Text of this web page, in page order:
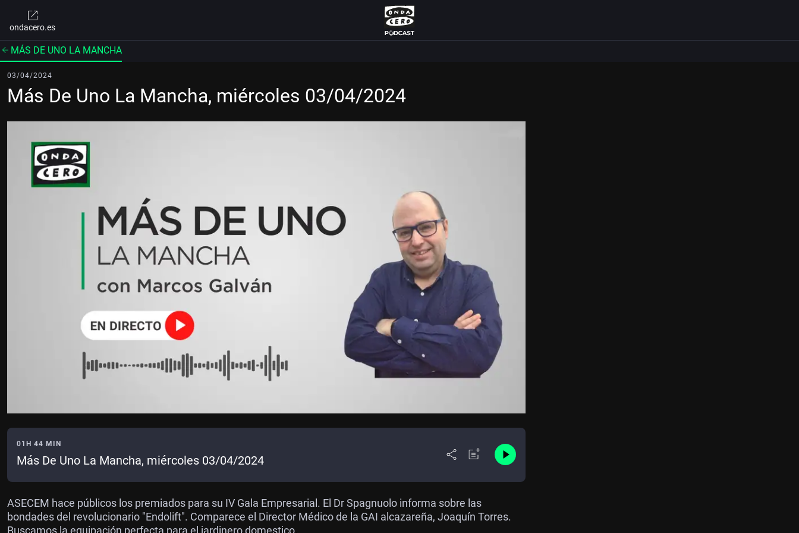
ondacero.es
MÁS DE UNO LA MANCHA
03/04/2024
Más De Uno La Mancha, miércoles 03/04/2024
01H 44 MIN
Más De Uno La Mancha, miércoles 03/04/2024
ASECEM hace públicos los premiados para su IV Gala Empresarial. El Dr Spagnuolo informa sobre las
bondades del revolucionario "Endolift". Comparece el Director Médico de la GAI alcazareña, Joaquín Torres.
Buscamos la equipación perfecta para el jardinero domestico.